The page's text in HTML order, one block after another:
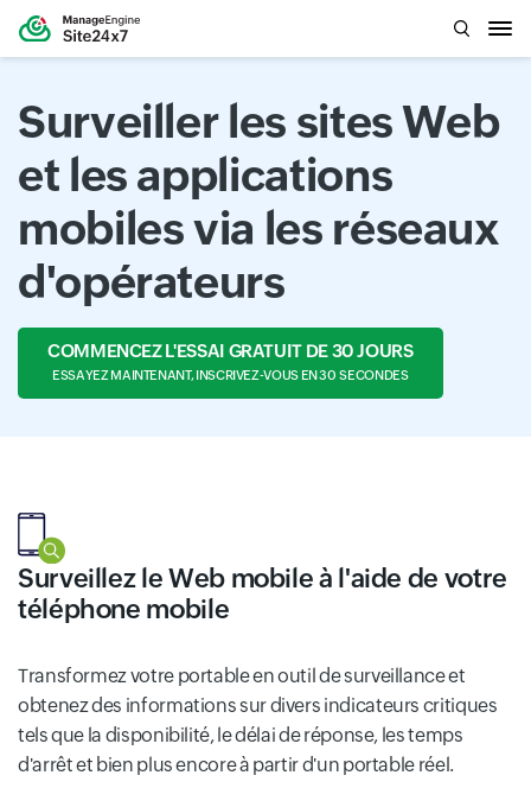
Surveiller les sites Web
et les applications
mobiles via les réseaux
d'opérateurs
COMMENCEZ L'ESSAI GRATUIT DE 30 JOURS
ESSAYEZ MAINTENANT, INSCRIVEZ-VOUS EN 30 SECONDES
Surveillez le Web mobile à l'aide de votre
téléphone mobile
Transformez votre portable en outil de surveillance et
obtenez des informations sur divers indicateurs critiques
tels que la disponibilité, le délai de réponse, les temps
d'arrêt et bien plus encore à partir d'un portable réel.